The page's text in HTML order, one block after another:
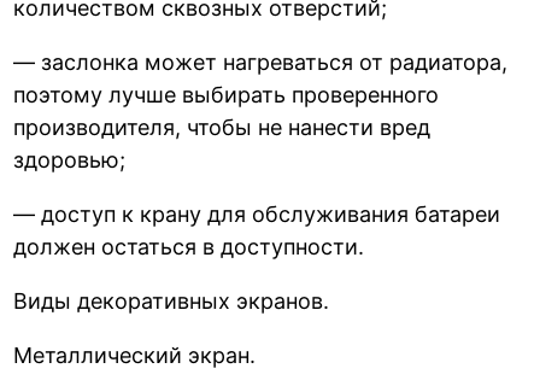
количеством сквозных отверстий;
— заслонка может нагреваться от радиатора,
поэтому лучше выбирать проверенного
производителя, чтобы не нанести вред
здоровью;
— доступ к крану для обслуживания батареи
должен остаться в доступности.
Виды декоративных экранов.
Металлический экран.